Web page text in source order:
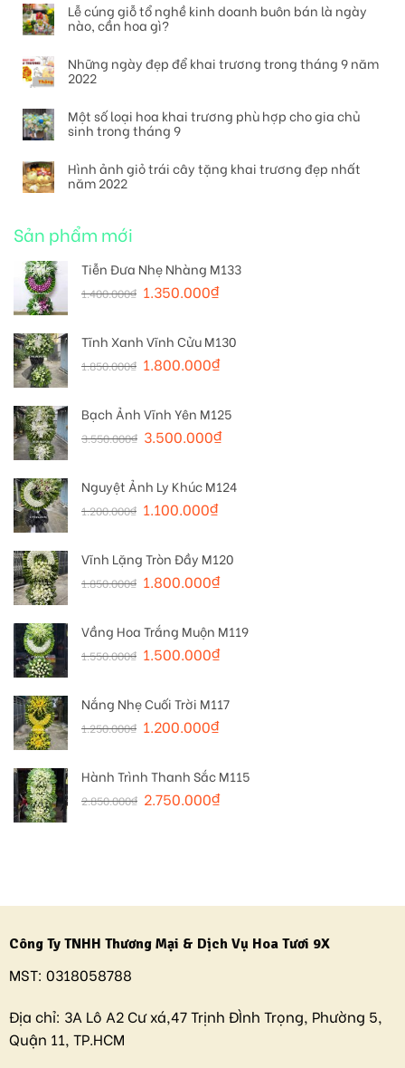
Lễ cúng giỗ tổ nghề kinh doanh buôn bán là ngày
nào, cần hoa gì?
Những ngày đẹp để khai trương trong tháng 9 năm
2022
Một số loại hoa khai trương phù hợp cho gia chủ
sinh trong tháng 9
Hình ảnh giỏ trái cây tặng khai trương đẹp nhất
năm 2022
Sản phẩm mới
Tiễn Đưa Nhẹ Nhàng M133
1.400.000₫ 1.350.000₫
Tĩnh Xanh Vĩnh Cửu M130
1.850.000₫ 1.800.000₫
Bạch Ảnh Vĩnh Yên M125
3.550.000₫ 3.500.000₫
Nguyệt Ảnh Ly Khúc M124
1.200.000₫ 1.100.000₫
Vĩnh Lặng Tròn Đầy M120
1.850.000₫ 1.800.000₫
Vầng Hoa Trắng Muộn M119
1.550.000₫ 1.500.000₫
Nắng Nhẹ Cuối Trời M117
1.250.000₫ 1.200.000₫
Hành Trình Thanh Sắc M115
2.850.000₫ 2.750.000₫
Công Ty TNHH Thương Mại & Dịch Vụ Hoa Tươi 9X
MST: 0318058788
Địa chỉ: 3A Lô A2 Cư xá,47 Trịnh ĐÌnh Trọng, Phường 5,
Quận 11, TP.HCM